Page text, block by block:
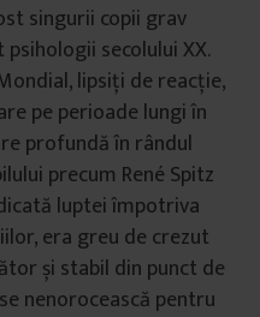
singurii copii grav
secolului XX.
lipsiți de reacție,
pe perioade lungi în
profundă în rândul
precum René Spitz
luptei împotriva
era greu de crezut
și stabil din punct de
nenorocească pentru